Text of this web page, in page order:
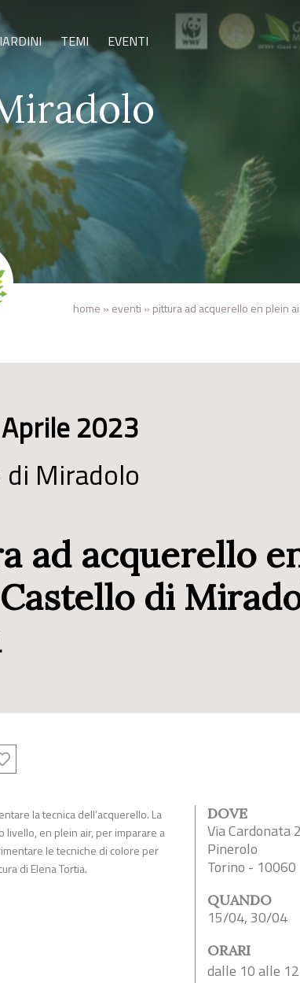
TEMI EVENTI
home » eventi » pittura ad acquerello en plein
2023
di Miradolo
ad acquerello
di
la tecnica dell’acquerello. La
livello, en plein air, per imparare a
le tecniche di colore per
di Elena Tortia.
DOVE
Via Cardonata
Pinerolo
Torino - 10060
QUANDO
15/04, 30/04
ORARI
dalle 10 alle 12